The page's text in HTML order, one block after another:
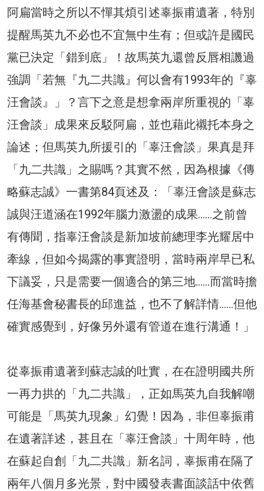
阿扁當時之所以不憚其煩引述辜振甫遺著，特別
提醒馬英九不必也不宜無中生有；但或許是國民
黨已決定「錯到底」！故馬英九還曾反唇相譏過
強調「若無『九二共識』何以會有1993年的『辜
汪會談』」？言下之意是想拿兩岸所重視的「辜
汪會談」成果來反駁阿扁，並也藉此襯托本身之
論述；但馬英九所援引的「辜汪會談」果真是拜
「九二共識」之賜嗎？其實不然，因為根據《傳
略蘇志誠》一書第84頁述及：「辜汪會談是蘇志
誠與汪道涵在1992年腦力激盪的成果……之前曾
有傳聞，指辜汪會談是新加坡前總理李光耀居中
牽線，但如今揭露的事實證明，當時兩岸早已私
下議妥，只是需要一個適合的第三地……而當時擔
任海基會秘書長的邱進益，也不了解詳情……但他
確實感覺到，好像另外還有管道在進行溝通！」
從辜振甫遺著到蘇志誠的吐實，在在證明國共所
一再力拱的「九二共識」，正如馬英九自我解嘲
可能是「馬英九現象」幻覺！因為，非但辜振甫
在遺著詳述，甚且在「辜汪會談」十周年時，他
在蘇起自創「九二共識」新名詞，辜振甫在隔了
兩年八個月多光景，對中國發表書面談話中依舊